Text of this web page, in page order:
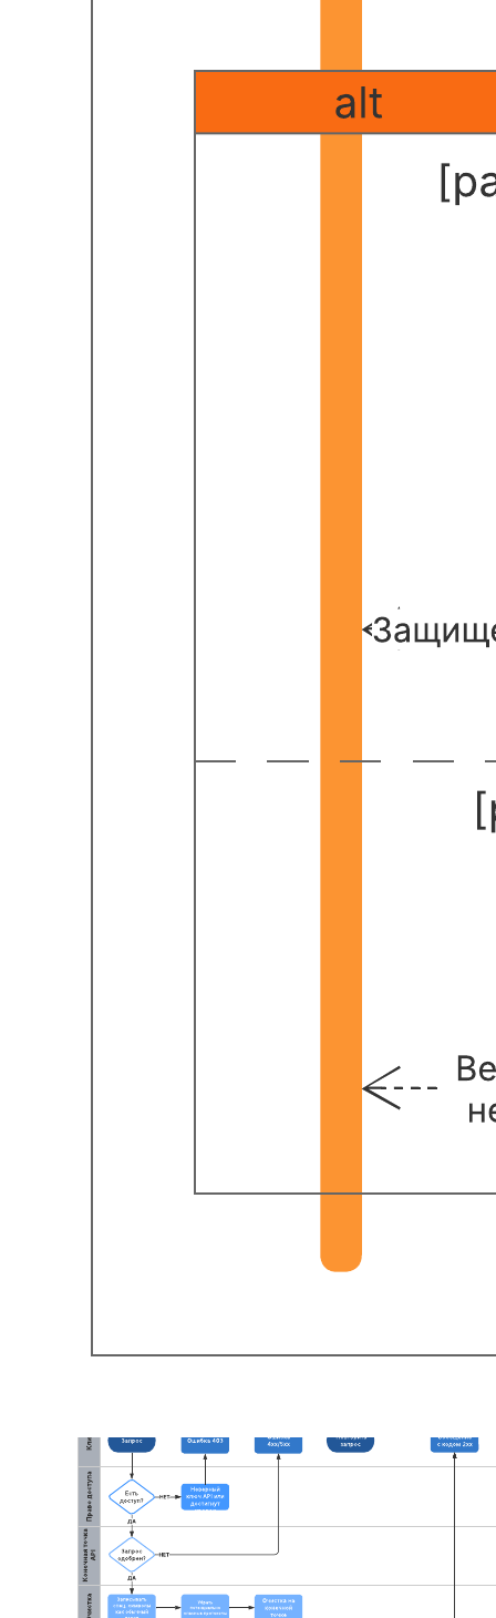
К шаблону Пример общего обзора систем компании